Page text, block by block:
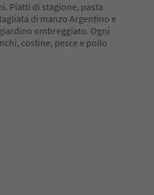
Piatti di stagione, pasta
di manzo Argentino e
ombreggiato. Ogni
costine, pesce e pollo